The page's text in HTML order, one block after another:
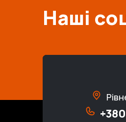
Наші